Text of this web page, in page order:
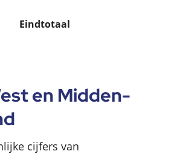
Eindtotaal
en Midden-
cijfers van